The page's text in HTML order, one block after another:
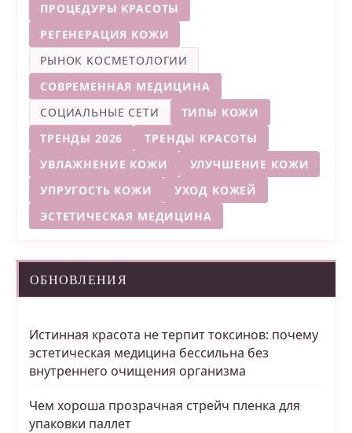
ПРОЦЕДУРЫ КРАСОТЫ
РЕГЕНЕРАЦИЯ КОЖИ
РЫНОК КОСМЕТОЛОГИИ
СОВРЕМЕННАЯ МЕДИЦИНА
СОЦИАЛЬНЫЕ СЕТИ
ТИПЫ КОЖИ
ТРЕНДЫ 2026
ТРЕНДЫ КРАСОТЫ
УВЛАЖНЕНИЕ КОЖИ
УЛУЧШЕНИЕ КОЖИ
УПРУГОСТЬ КОЖИ
УХОД КОЖЕЙ
ЭСТЕТИЧЕСКАЯ МЕДИЦИНА
ОБНОВЛЕНИЯ
Истинная красота не терпит токсинов: почему
эстетическая медицина бессильна без
внутреннего очищения организма
Чем хороша прозрачная стрейч пленка для
упаковки паллет